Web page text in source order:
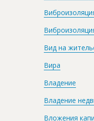
Вид на
Вира
Владение
Владение
Вложения